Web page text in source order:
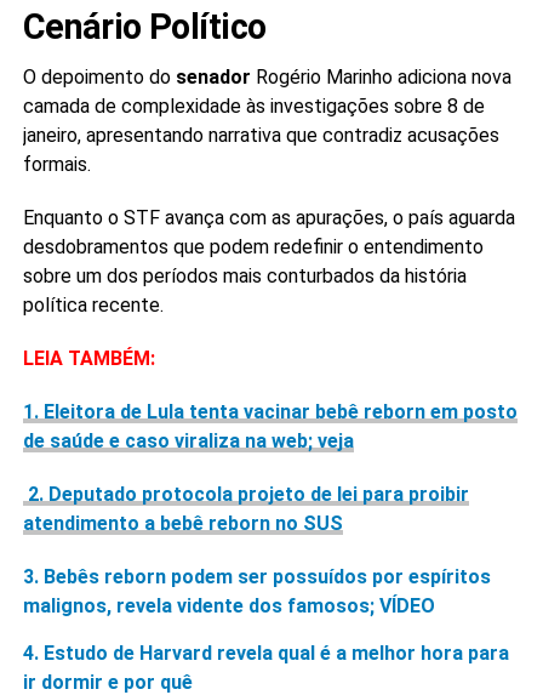
Cenário Político
O depoimento do senador Rogério Marinho adiciona nova
camada de complexidade às investigações sobre 8 de
janeiro, apresentando narrativa que contradiz acusações
formais.
Enquanto o STF avança com as apurações, o país aguarda
desdobramentos que podem redefinir o entendimento
sobre um dos períodos mais conturbados da história
política recente.
LEIA TAMBÉM:
1. Eleitora de Lula tenta vacinar bebê reborn em posto
de saúde e caso viraliza na web; veja
2. Deputado protocola projeto de lei para proibir
atendimento a bebê reborn no SUS
3. Bebês reborn podem ser possuídos por espíritos
malignos, revela vidente dos famosos; VÍDEO
4. Estudo de Harvard revela qual é a melhor hora para
ir dormir e por quê